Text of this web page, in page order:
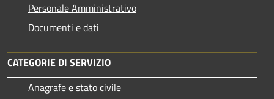
Personale Amministrativo
Documenti e dati
CATEGORIE DI SERVIZIO
Anagrafe e stato civile